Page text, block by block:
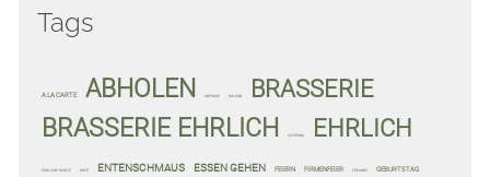
Tags
A LA CARTE ABHOLEN ANFRAGE BALKON
BRASSERIE
BRASSERIE EHRLICH
CATERING EHRLICH
EHRLICHE WORTE ENTE ENTENSCHMAUS ESSEN GEHEN FEIERN FIRMENFEIER FREUNDE GEBURTSTAG